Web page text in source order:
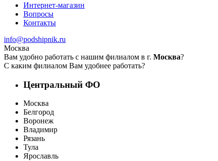
Интернет-магазин
Вопросы
Контакты
info@podshipnik.ru
Москва
Вам удобно работать с нашим филиалом в г. Москва?
С каким филиалом Вам удобнее работать?
Центральный ФО
Москва
Белгород
Воронеж
Владимир
Рязань
Тула
Ярославль